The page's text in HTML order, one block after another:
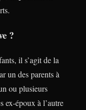
?
il s’agit de la
un des parents à
ou plusieurs
ex-époux à l’autre